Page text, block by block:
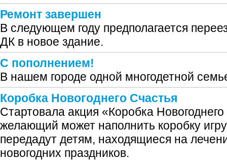
Ремонт завершен
В следующем году предполагается
ДК в новое здание.
С пополнением!
В нашем городе одной многодетной
Коробка Новогоднего Счастья
Стартовала акция «Коробка
желающий может наполнить коробку
передадут детям, находящиеся на
новогодних праздников.